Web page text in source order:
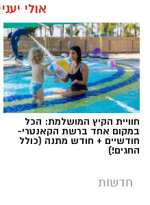
אולי
חוויית הקיץ המושלמת: הכל
במקום אחד ברשת הקאנטרי-
חודשיים + חודש מתנה (כולל
החגים!)
חדשות